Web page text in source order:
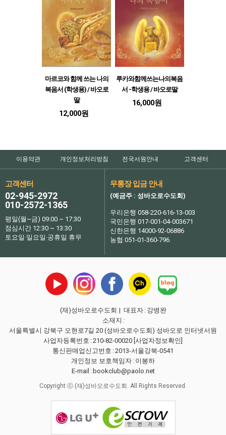
마르코와 함께 쓰는 나의
복음서 (학생용) / 바오로
딸
12,000원
루카와함께쓰는나의복음
서 -학생용 / 바오로딸
16,000원
이용약관 개인정보처리방침 전국서원안내 고객센터
고객센터
02-945-2972
010-2572-1365
평일(월~금) 09:00 ~ 17:30
점심시간 12:30 ~ 13:30
토요일·일요일·공휴일 휴무
무통장 입금 안내
(예금주 : 성바오로수도회)
우리은행 058-220-616-13-003
국민은행 017-001-04-003671
신한은행 14000-92-06886
농협 051-01-360-796
(재)성바오로수도회 | 대표자 : 강병완
소재지 :
서울특별시 강북구 오현로7길 20 (성바오로수도회) 성바오로 인터넷서원
사업자등록번호 :210-82-00020 [사업자정보확인]
통신판매업신고번호 :2013-서울강북-0541
개인정보 보호책임자 : 이봉하
E-mail : bookclub@paolo.net
Copyright ⓒ (재)성바오로수도회. All Rights Reserved.